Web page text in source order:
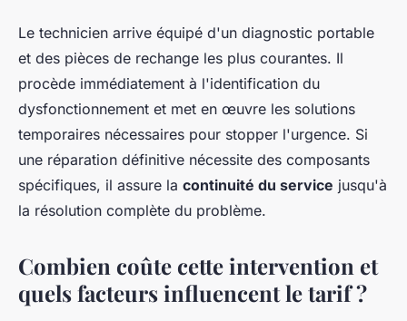
Le technicien arrive équipé d'un diagnostic portable
et des pièces de rechange les plus courantes. Il
procède immédiatement à l'identification du
dysfonctionnement et met en œuvre les solutions
temporaires nécessaires pour stopper l'urgence. Si
une réparation définitive nécessite des composants
spécifiques, il assure la continuité du service jusqu'à
la résolution complète du problème.
Combien coûte cette intervention et
quels facteurs influencent le tarif ?